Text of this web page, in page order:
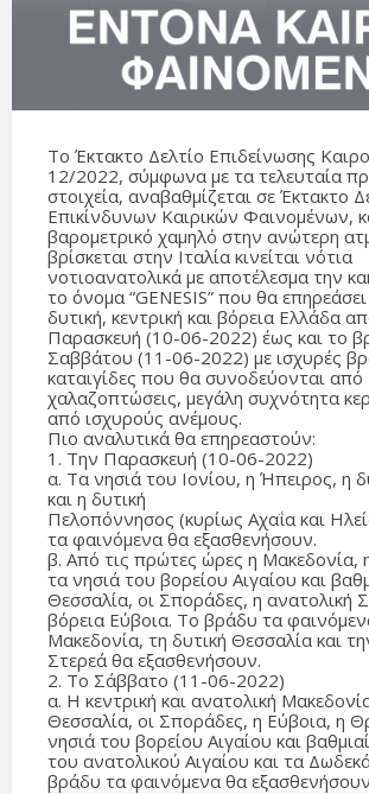
Το Έκτακτο Δελτίο Επιδείνωσης
12/2022, σύμφωνα με τα τελευταία
στοιχεία, αναβαθμίζεται σε Έκτακτο
Επικίνδυνων Καιρικών Φαινομένων,
βαρομετρικό χαμηλό στην ανώτερη
βρίσκεται στην Ιταλία κινείται νότια
νοτιοανατολικά με αποτέλεσμα την
το όνομα “GENESIS” που θα
δυτική, κεντρική και βόρεια Ελλάδα
Παρασκευή (10-06-2022) έως και το
Σαββάτου (11-06-2022) με ισχυρές
καταιγίδες που θα συνοδεύονται από
χαλαζοπτώσεις, μεγάλη συχνότητα
από ισχυρούς ανέμους.
Πιο αναλυτικά θα επηρεαστούν:
1. Την Παρασκευή (10-06-2022)
α. Τα νησιά του Ιονίου, η Ήπειρος, η
και η δυτική
Πελοπόννησος (κυρίως Αχαΐα και
τα φαινόμενα θα εξασθενήσουν.
β. Από τις πρώτες ώρες η Μακεδονία,
τα νησιά του βορείου Αιγαίου και
Θεσσαλία, οι Σποράδες, η ανατολική
βόρεια Εύβοια. Το βράδυ τα
Μακεδονία, τη δυτική Θεσσαλία και
Στερεά θα εξασθενήσουν.
2. Το Σάββατο (11-06-2022)
α. Η κεντρική και ανατολική
Θεσσαλία, οι Σποράδες, η Εύβοια, η
νησιά του βορείου Αιγαίου και
του ανατολικού Αιγαίου και τα
βράδυ τα φαινόμενα θα